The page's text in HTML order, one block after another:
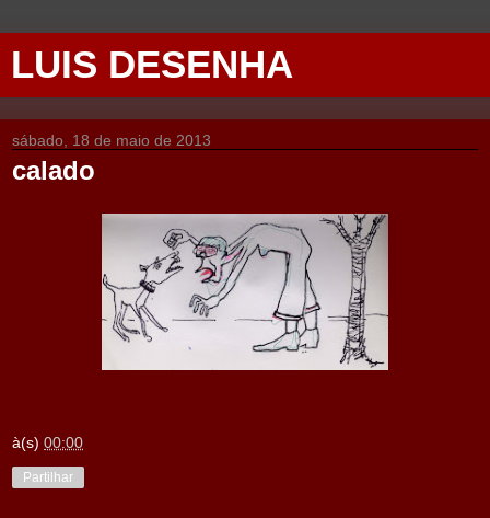
LUIS DESENHA
sábado, 18 de maio de 2013
calado
à(s) 00:00
Partilhar